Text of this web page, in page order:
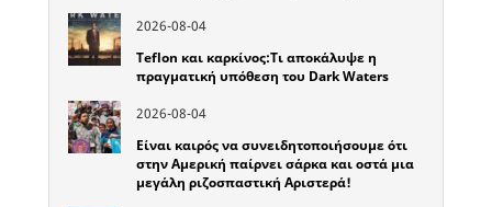
2026-08-04
Teflon και καρκίνος:Τι αποκάλυψε η
πραγματική υπόθεση του Dark Waters
2026-08-04
Είναι καιρός να συνειδητοποιήσουμε ότι
στην Αμερική παίρνει σάρκα και οστά μια
μεγάλη ριζοσπαστική Αριστερά!